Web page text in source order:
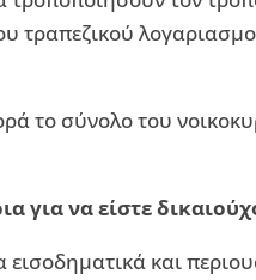
τραπεζικού
το σύνολο του
για να είστε
και